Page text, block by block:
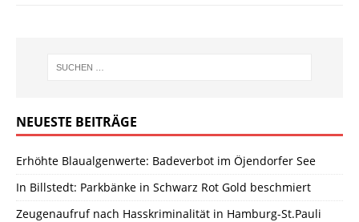
NEUESTE BEITRÄGE
Erhöhte Blaualgenwerte: Badeverbot im Öjendorfer See
In Billstedt: Parkbänke in Schwarz Rot Gold beschmiert
Zeugenaufruf nach Hasskriminalität in Hamburg-St.Pauli